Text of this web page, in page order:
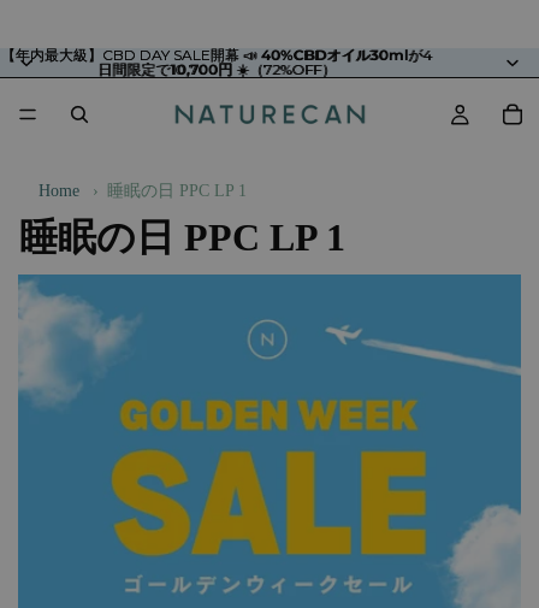
【年内最大級】CBD DAY SALE開幕 📣 40%CBDオイル30mlが4
日間限定で10,700円☀️（72%OFF）
【年内最大級】CBD DAY SALE開幕 📣 40%CBDオイル30mlが4
日間限定で10,700円 ☀️（72%OFF）
Home › 睡眠の日 PPC LP 1
睡眠の日 PPC LP 1